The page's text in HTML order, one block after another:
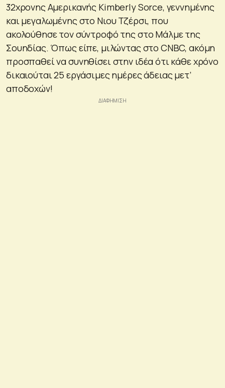
32χρονης Αμερικανής Kimberly Sorce, γεννημένης
και μεγαλωμένης στο Νιου Τζέρσι, που
ακολούθησε τον σύντροφό της στο Μάλμε της
Σουηδίας. Όπως είπε, μιλώντας στο CNBC, ακόμη
προσπαθεί να συνηθίσει στην ιδέα ότι κάθε χρόνο
δικαιούται 25 εργάσιμες ημέρες άδειας μετ’
αποδοχών!